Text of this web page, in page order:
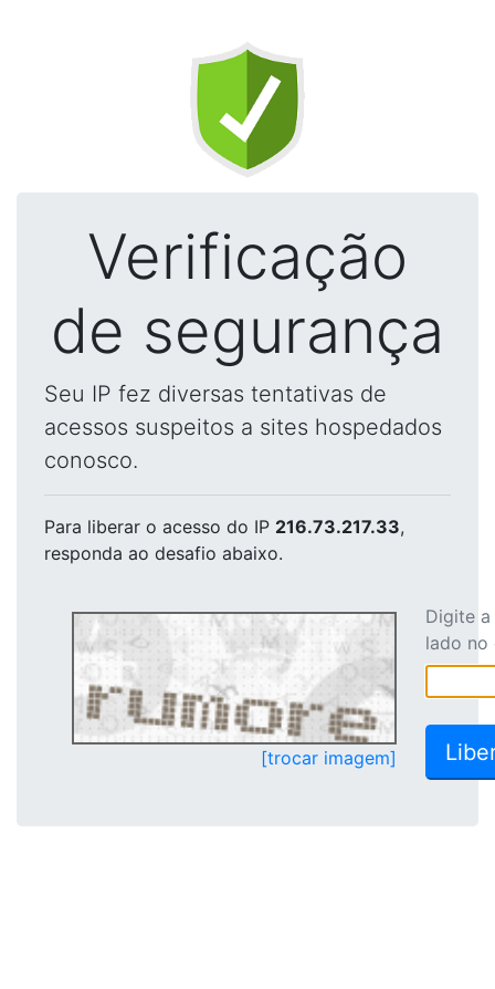
Verificação
de segurança
Seu IP fez diversas tentativas de
acessos suspeitos a sites hospedados
conosco.
Para liberar o acesso do IP 216.73.217.33,
responda ao desafio abaixo.
[trocar imagem]
Digite
lado no